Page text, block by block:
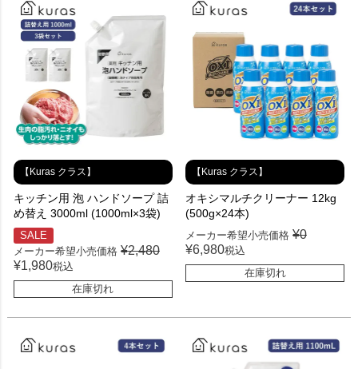
【Kuras クラス】
キッチン用 泡 ハンドソープ 詰
め替え 3000ml (1000ml×3袋)
SALE
メーカー希望小売価格 ¥2,480
¥1,980税込
在庫切れ
【Kuras クラス】
オキシマルチクリーナー 12kg
(500g×24本)
メーカー希望小売価格 ¥0
¥6,980税込
在庫切れ